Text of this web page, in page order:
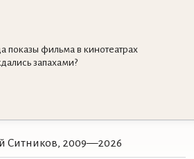
показы фильма в кинотеатрах
запахами?
Ситников, 2009—2026